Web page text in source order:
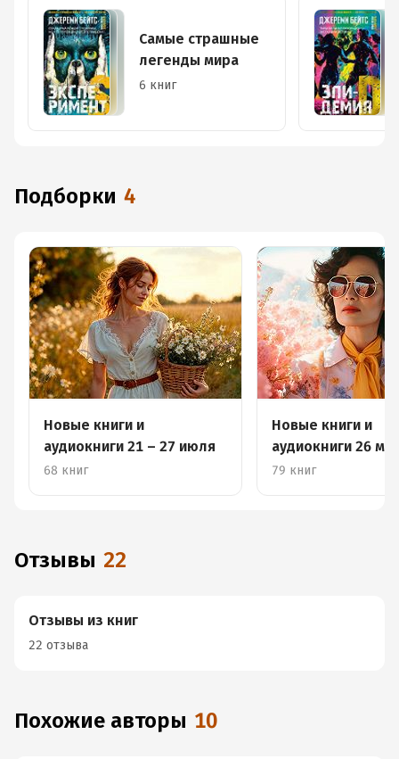
Самые страшные
легенды мира
6 книг
Подборки 4
Новые книги и
аудиокниги 21 – 27 июля
68 книг
Новые книги и
аудиокниги 26
июня
79 книг
Отзывы 22
Отзывы из книг
22 отзыва
Похожие авторы 10